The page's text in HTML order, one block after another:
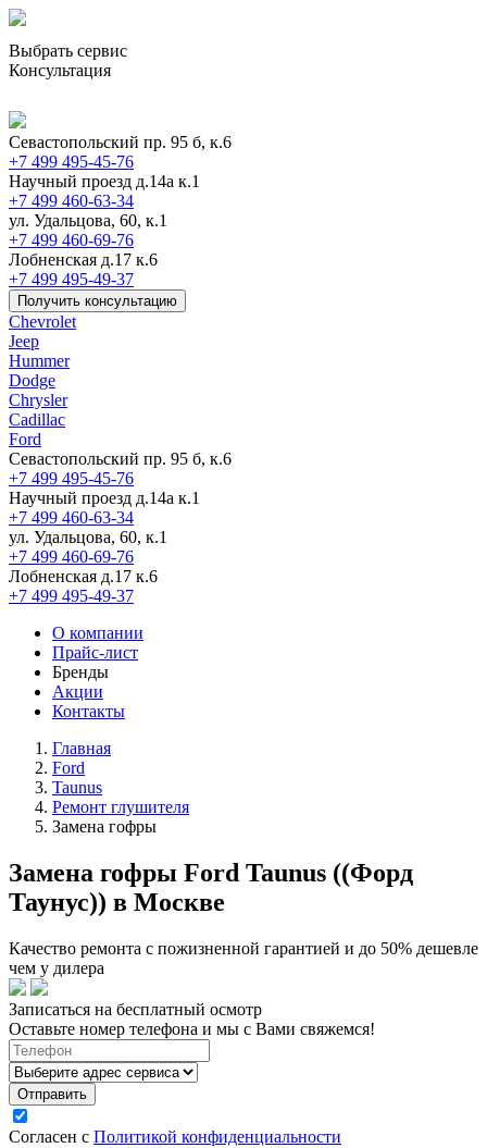
Выбрать сервис
Консультация
Севастопольский пр. 95 б, к.6
+7 499 495-45-76
Научный проезд д.14а к.1
+7 499 460-63-34
ул. Удальцова, 60, к.1
+7 499 460-69-76
Лобненская д.17 к.6
+7 499 495-49-37
Получить консультацию
Chevrolet
Jeep
Hummer
Dodge
Chrysler
Cadillac
Ford
Севастопольский пр. 95 б, к.6
+7 499 495-45-76
Научный проезд д.14а к.1
+7 499 460-63-34
ул. Удальцова, 60, к.1
+7 499 460-69-76
Лобненская д.17 к.6
+7 499 495-49-37
О компании
Прайс-лист
Бренды
Акции
Контакты
Главная
Ford
Taunus
Ремонт глушителя
Замена гофры
Замена гофры Ford Taunus ((Форд
Таунус)) в Москве
Качество ремонта с пожизненной гарантией и до 50% дешевле
чем у дилера
Записаться на бесплатный осмотр
Оставьте номер телефона и мы с Вами свяжемся!
Согласен с Политикой конфиденциальности